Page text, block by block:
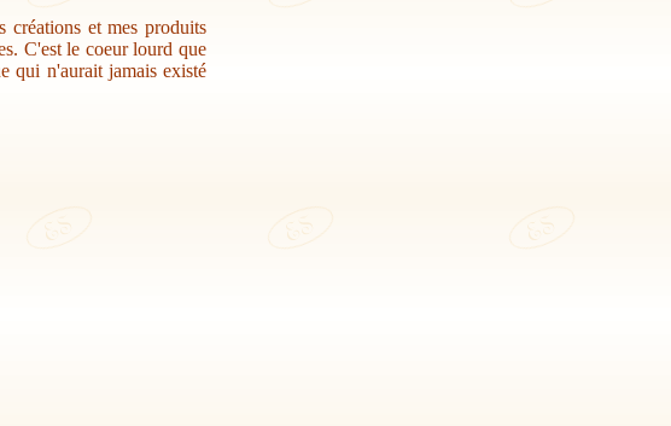
créations et mes produits
C'est le coeur lourd que
qui n'aurait jamais existé